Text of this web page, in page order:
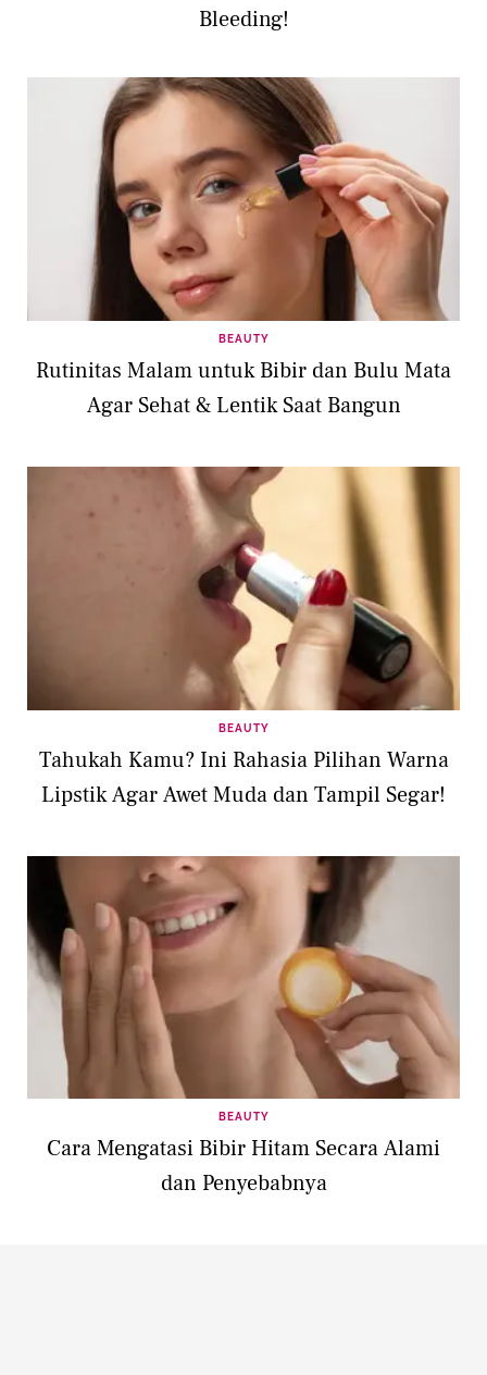
Bleeding!
BEAUTY
Rutinitas Malam untuk Bibir dan Bulu Mata
Agar Sehat & Lentik Saat Bangun
BEAUTY
Tahukah Kamu? Ini Rahasia Pilihan Warna
Lipstik Agar Awet Muda dan Tampil Segar!
BEAUTY
Cara Mengatasi Bibir Hitam Secara Alami
dan Penyebabnya